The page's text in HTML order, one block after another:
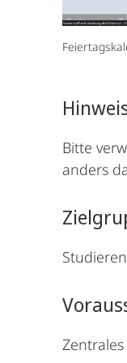
Bitte
anders